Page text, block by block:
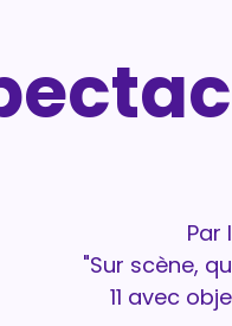
Par
"Sur scène,
11 avec